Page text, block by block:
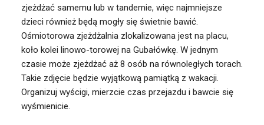
zjeżdżać samemu lub w tandemie, więc najmniejsze
dzieci również będą mogły się świetnie bawić.
Ośmiotorowa zjeżdżalnia zlokalizowana jest na placu,
koło kolei linowo-torowej na Gubałówkę. W jednym
czasie może zjeżdżać aż 8 osób na równoległych torach.
Takie zdjęcie będzie wyjątkową pamiątką z wakacji.
Organizuj wyścigi, mierzcie czas przejazdu i bawcie się
wyśmienicie.